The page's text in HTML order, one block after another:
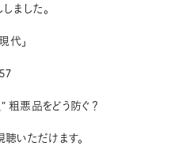
ました。
代」
粗悪品をどう防ぐ？
いただけます。